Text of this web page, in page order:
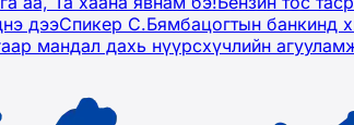
дээСпикер С.Бямбацогтын банкинд
мандал дахь нүүрсхүчлийн